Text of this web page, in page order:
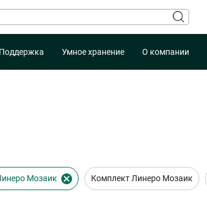
Поддержка Умное хранение О компании
Мозаик Комплект Линеро Мозаик